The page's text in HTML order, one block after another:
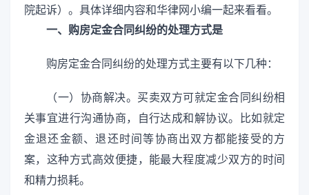
院起诉）。具体详细内容和华律网小编一起来看看。
一、购房定金合同纠纷的处理方式是
购房定金合同纠纷的处理方式主要有以下几种：
（一）协商解决。买卖双方可就定金合同纠纷相
关事宜进行沟通协商，自行达成和解协议。比如就定
金退还金额、退还时间等协商出双方都能接受的方
案，这种方式高效便捷，能最大程度减少双方的时间
和精力损耗。